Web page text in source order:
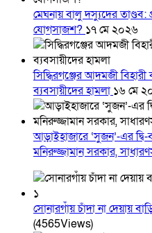
মেঘনায় বালু দস্যুদের তাণ্ডব:
যোগসাজশ? ১৭ মে ২০২৬
সিদ্ধিরগঞ্জের আদমজী
ব্যবসায়ীদের হামলা ১৬ মে
আড়াইহাজারে ‘সুজন’-এর দ্বি-
মনিরুজ্জামান সরকার,
সোনারগাঁয় চাঁদা না দেয়ায়
(4565Views)